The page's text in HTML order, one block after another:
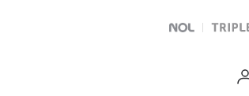
NOL 트리플